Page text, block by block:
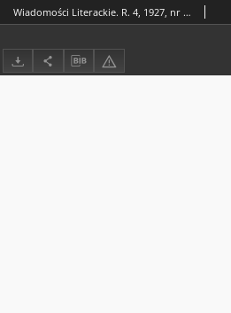
Wiadomości Literackie. R. 4, 1927, nr 42 (198), 16 X